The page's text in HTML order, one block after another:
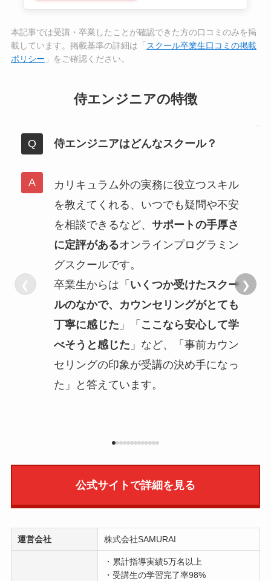
本記事では受講・卒業したことが確認できた方の口コミのみを掲
載しています。掲載基準の詳細は「 スクール卒業生口コミの掲載
ポリシー 」をご確認ください。
侍エンジニアの特徴
侍エンジニアはどんなスクール？
カリキュラム外の実務に役立つスキル
を教えてくれる、いつでも疑問や不安
を相談できるなど、 サポートの手厚さ
に定評があるオンラインプログラミン
グスクールです。
卒業生からは「 いくつか受けたスクー
ルのなかで、カウンセリングがとても
丁寧に感じた 」「 ここなら安心して学
べそうと感じた 」など、「事前カウン
セリングの印象が受講の決め手になっ
た」と答えています。
❮ ❯
公式サイトで詳細を見る
運営会社 株式会社SAMURAI
・累計指導実績5万名以上
・受講生の学習完了率98%